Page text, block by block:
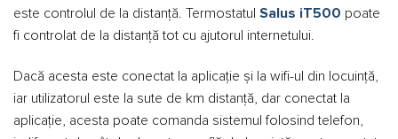
este controlul de la distanță. Termostatul Salus iT500 poate
fi controlat de la distanță tot cu ajutorul internetului.
Dacă acesta este conectat la aplicație și la wifi-ul din locuință,
iar utilizatorul este la sute de km distanță, dar conectat la
aplicație, acesta poate comanda sistemul folosind telefon,